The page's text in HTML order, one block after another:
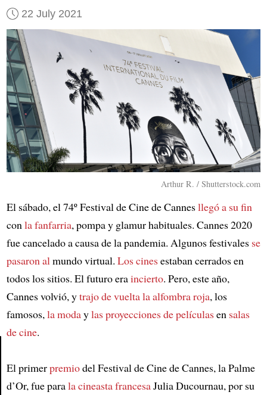
Article
22 July 2021
Arthur R. / Shutterstock.com
El sábado, el 74º Festival de Cine de Cannesllegó a su fin
con la fanfarria, pompa y glamur habituales. Cannes 2020
fue cancelado a causa de la pandemia. Algunos festivales se
pasaron al mundo virtual. Los cinesestaban cerrados en
todos los sitios. El futuro eraincierto. Pero, este año,
Cannes volvió, ytrajo de vueltala alfombra roja, los
famosos, la modaylas proyecciones de películasen salas
de cine.
El primerpremiodel Festival de Cine de Cannes, la Palme
d’Or, fue parala cineasta francesaJulia Ducournau, por su